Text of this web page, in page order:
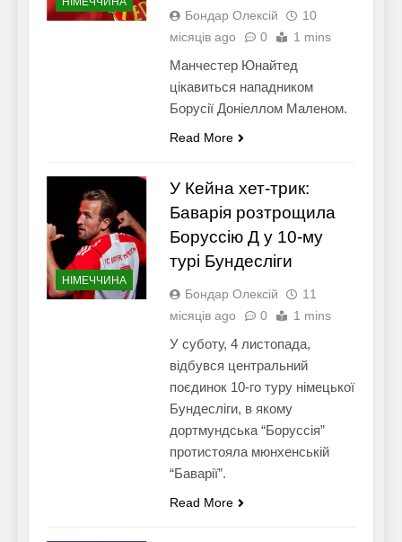
Бондар Олексій
10
місяців ago
0 1 mins
Манчестер Юнайтед
цікавиться нападником
Борусії Доніеллом Маленом.
Read More
НІМЕЧЧИНА
У Кейна хет-трик:
Баварія розтрощила
Боруссію Д у 10-му
турі Бундесліги
Бондар Олексій
11
місяців ago
0 1 mins
У суботу, 4 листопада,
відбувся центральний
поєдинок 10-го туру німецької
Бундесліги, в якому
дортмундська “Боруссія”
протистояла мюнхенській
“Баварії”.
Read More